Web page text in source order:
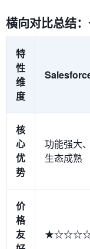
横向对比总结
特
性
维
度
核
心
优
势
功能强大、
生态成熟
价
格
友